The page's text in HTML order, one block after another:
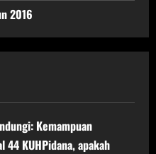
2016
Kemampuan
44 KUHPidana, apakah